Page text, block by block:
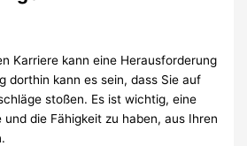
Karriere kann eine Herausforderung
dorthin kann es sein, dass Sie auf
stoßen. Es ist wichtig, eine
die Fähigkeit zu haben, aus Ihren